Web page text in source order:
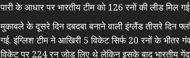
पारी के आधार पर भारतीय टीम को 126 रनों की लीड मिल
मुकाबले के दूसरे दिन दबदबा बनाने वाली इंग्लैंड तीसरे दिन
गई. इंग्लिश टीम ने आखिरी 5 विकेट सिर्फ 20 रनों के भीतर
विकेट पर 224 रन जोड़ लिए थे लेकिन इसके बाद भारतीय